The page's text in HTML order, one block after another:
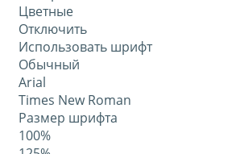
Цветные
Отключить
Использовать шрифт
Обычный
Arial
Times New Roman
Размер шрифта
100%